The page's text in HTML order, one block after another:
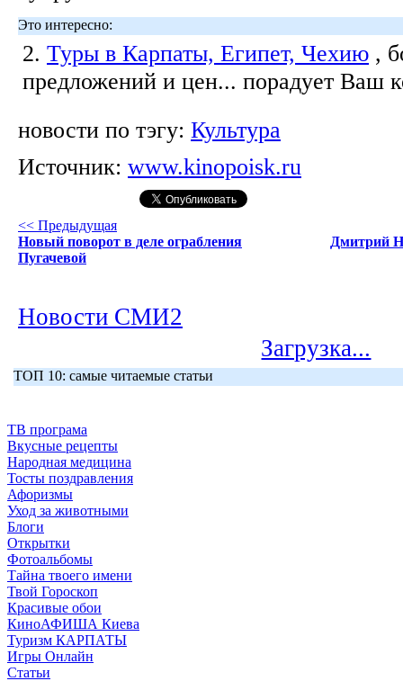
Это интересно:
2. Туры в Карпаты, Египет, Чехию ,
предложений и цен... порадует Ваш
новости по тэгу: Культура
Источник: www.kinopoisk.ru
<< Предыдущая
Новый поворот в деле ограбления
Пугачевой
Дмитрий
Новости СМИ2
Загрузка...
ТОП 10: самые читаемые статьи
ТВ програма
Вкусные рецепты
Народная медицина
Тосты поздравления
Афоризмы
Уход за животными
Блоги
Открытки
Фотоальбомы
Тайна твоего имени
Твой Гороскоп
Красивые обои
КиноАФИША Киева
Туризм КАРПАТЫ
Игры Онлайн
Статьи